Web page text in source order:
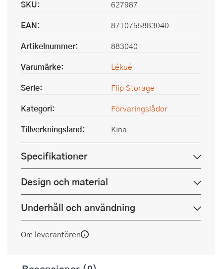
SKU:
627987
EAN:
8710755883040
Artikelnummer:
883040
Varumärke:
Lékué
Serie:
Flip Storage
Kategori:
Förvaringslådor
Tillverkningsland:
Kina
Specifikationer
Design och material
Underhåll och användning
Om leverantören